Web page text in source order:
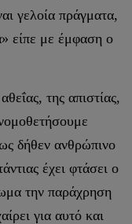
γελοία πράγματα,
είπε με έμφαση ο
της απιστίας,
δήθεν ανθρώπινο
έχει φτάσει ο
την παράχρηση
για αυτό και